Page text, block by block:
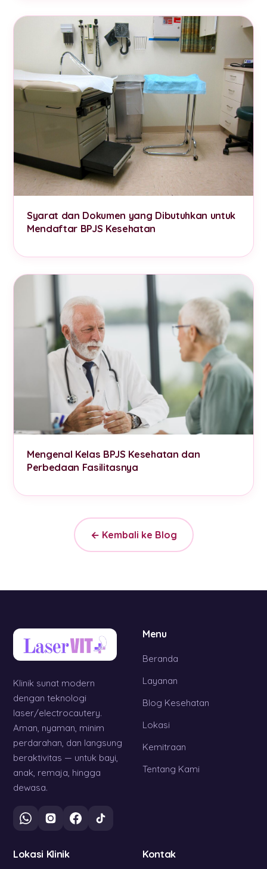
Syarat dan Dokumen yang Dibutuhkan untuk
Mendaftar BPJS Kesehatan
Mengenal Kelas BPJS Kesehatan dan
Perbedaan Fasilitasnya
← Kembali ke Blog
Klinik sunat modern
dengan teknologi
laser/electrocautery.
Aman, nyaman, minim
perdarahan, dan langsung
beraktivitas — untuk bayi,
anak, remaja, hingga
dewasa.
Menu
Beranda
Layanan
Blog Kesehatan
Lokasi
Kemitraan
Tentang Kami
Lokasi Klinik Kontak